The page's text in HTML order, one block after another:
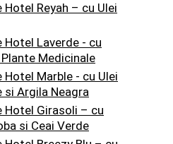
Reyah – cu Ulei
Hotel Laverde - cu
Medicinale
Marble - cu Ulei
si Argila Neagra
Hotel Girasoli – cu
si Ceai Verde